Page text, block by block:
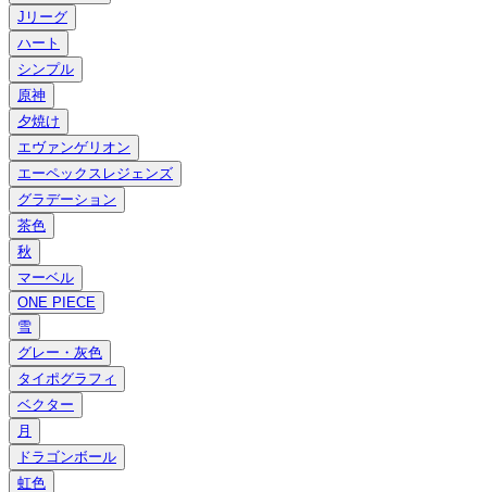
Jリーグ
ハート
シンプル
原神
夕焼け
エヴァンゲリオン
エーペックスレジェンズ
グラデーション
茶色
秋
マーベル
ONE PIECE
雪
グレー・灰色
タイポグラフィ
ベクター
月
ドラゴンボール
虹色